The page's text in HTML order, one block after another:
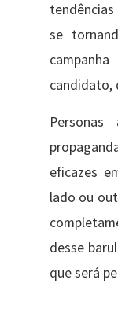
se
candidato,
eficazes
lado ou
desse
que será